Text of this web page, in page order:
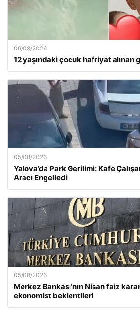
06/08/2026
12 yaşındaki çocuk hafriyat alınan
05/08/2026
Yalova’da Park Gerilimi: Kafe
Aracı Engelledi
05/08/2026
Merkez Bankası’nın Nisan faiz
ekonomist beklentileri